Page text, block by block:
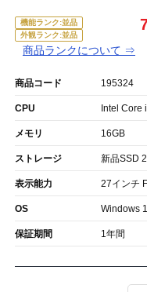
機能ランク:並品
外観ランク:並品
商品ランクについて ⇒
商品コード 195324
CPU Intel Core
メモリ 16GB
ストレージ 新品SSD
表示能力 27インチ
OS Windows
保証期間 1年間